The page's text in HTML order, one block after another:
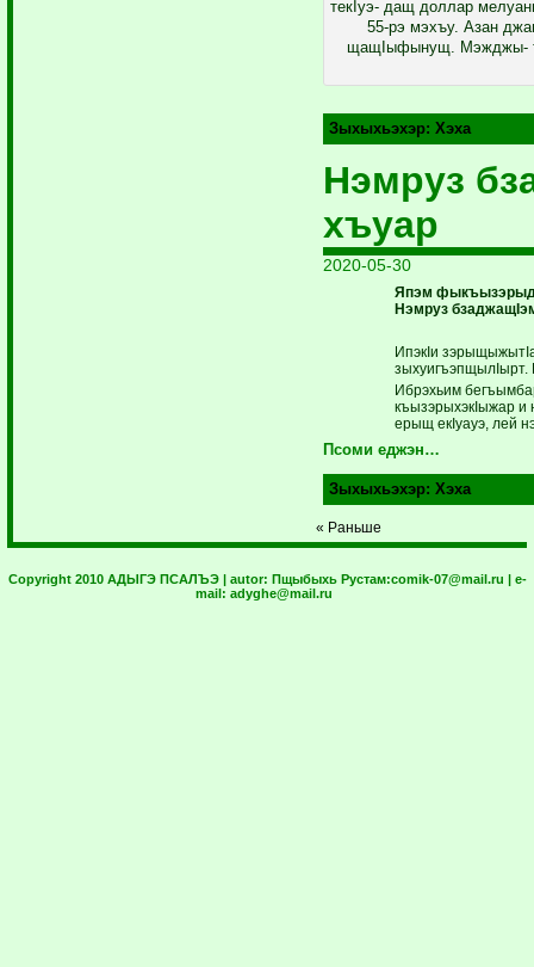
текIуэ­- дащ доллар
55-рэ мэхъу. Азан
щащIыфынущ. Мэжджы-
Зыхыхьэхэр:Хэха
Нэмруз
хъуар
2020-05-30
Япэм
Нэмруз
ИпэкIи
зыхуигъэпщылIырт.
Ибрэхьим
къызэрыхэ­кIыжар и
ерыщ екIуауэ, лей
Псоми еджэн…
Зыхыхьэхэр:Хэха
« Раньше
Copyright 2010 АДЫГЭ ПСАЛЪЭ | autor: Пщыбыхь Рустам:comik-07@mail.ru | e-
mail: adyghe@mail.ru